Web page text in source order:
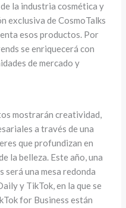
la industria cosmética y
exclusiva de CosmoTalks
esos productos. Por
se enriquecerá con
de mercado y
mostrarán creatividad,
a través de una
que profundizan en
la belleza. Este año, una
será una mesa redonda
y TikTok, en la que se
for Business están